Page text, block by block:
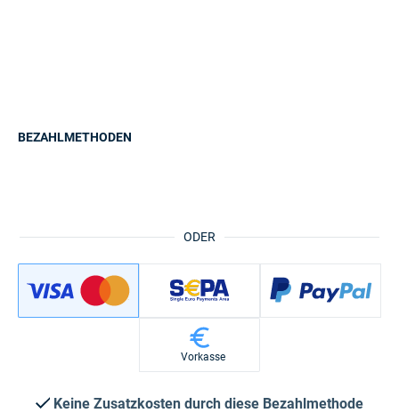
ODER
BEZAHLMETHODEN
Vorkasse
Keine Zusatzkosten durch diese Bezahlmethode